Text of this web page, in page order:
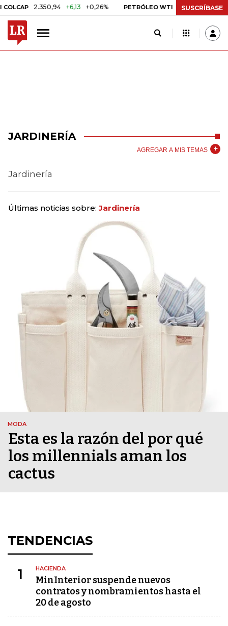
2.350,94 +6,13 +0,26% PETRÓLEO WTI US$ 78,01 US$ 2,92
SUSCRÍBASE
JARDINERÍA
AGREGAR A MIS TEMAS
Jardinería
Últimas noticias sobre:Jardinería
MODA
Esta es la razón del por qué
los millennials aman los
cactus
TENDENCIAS
1 HACIENDA
MinInterior suspende nuevos
contratos y nombramientos hasta el
20 de agosto